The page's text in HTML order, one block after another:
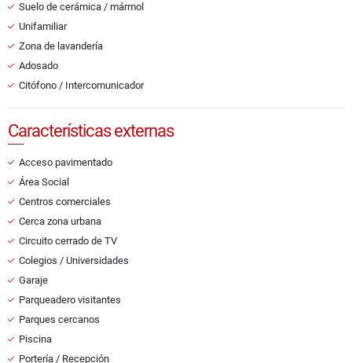
Suelo de cerámica / mármol
Unifamiliar
Zona de lavandería
Adosado
Citófono / Intercomunicador
Características externas
Acceso pavimentado
Área Social
Centros comerciales
Cerca zona urbana
Circuito cerrado de TV
Colegios / Universidades
Garaje
Parqueadero visitantes
Parques cercanos
Piscina
Portería / Recepción